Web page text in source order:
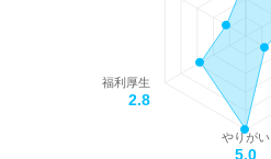
やりがい
5.0
福利厚生
2.8